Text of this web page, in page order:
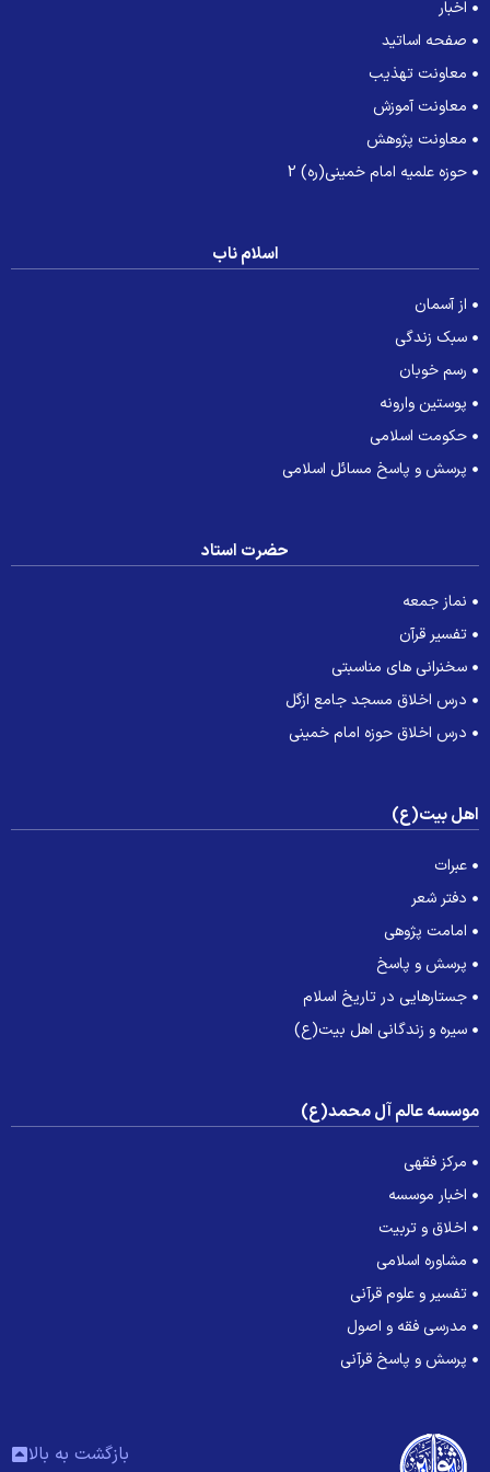
اخبار
صفحه اساتید
معاونت تهذیب
معاونت آموزش
معاونت پژوهش
حوزه علمیه امام خمینی(ره) 2
اسلام ناب
از آسمان
سبک زندگی
رسم خوبان
پوستین وارونه
حکومت اسلامی
پرسش و پاسخ مسائل اسلامی
حضرت استاد
نماز جمعه
تفسیر قرآن
سخنرانی های مناسبتی
درس اخلاق مسجد جامع ازگل
درس اخلاق حوزه امام خمینی
بیت(ع)
عبرات
دفتر شعر
امامت پژوهی
پرسش و پاسخ
جستارهایی در تاریخ اسلام
سیره و زندگانی اهل بیت(ع)
عالم آل محمد(ع)
مرکز فقهی
اخبار موسسه
اخلاق و تربیت
مشاوره اسلامی
تفسیر و علوم قرآنی
مدرسی فقه و اصول
پرسش و پاسخ قرآنی
بازگشت به بالا